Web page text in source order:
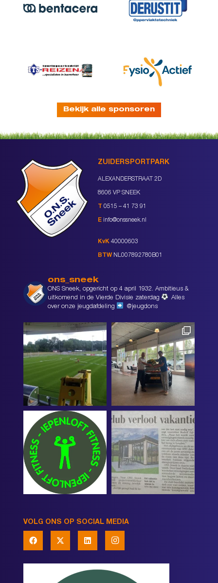
Bekijk alle sponsoren
ZUIDERSPORTPARK
ALEXANDERSTRAAT 2D
8606 VP SNEEK
T 0515 – 41 73 91
E info@onssneek.nl
KvK 40000603
BTW NL007892780B01
ons_sneek
ONS Sneek, opgericht op 4 april 1932. Ambitieus &
uitkomend in de Vierde Divisie zaterdag
Alles
over onze jeugdafdeling
@jeugdons
VOLG ONS OP SOCIAL MEDIA